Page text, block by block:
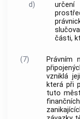
d)
části,
(7)
Právním
vzniklá
která při
tuto